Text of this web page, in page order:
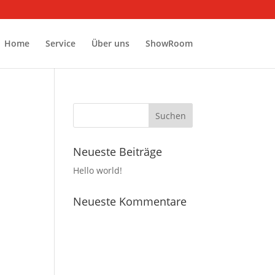
Home Service Über uns ShowRoom
Neueste Beiträge
Hello world!
Neueste Kommentare